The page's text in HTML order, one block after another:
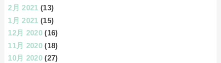
2月 2021 (13)
1月 2021 (15)
12月 2020 (16)
11月 2020 (18)
10月 2020 (27)